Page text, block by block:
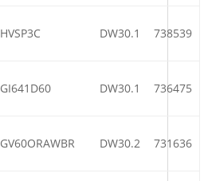
HVSP3C DW30.1 738539
GI641D60 DW30.1 736475
GV60ORAWBR DW30.2 731636